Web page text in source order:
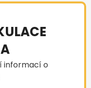
informací o